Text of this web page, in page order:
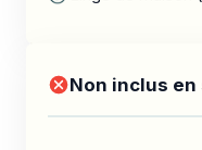
Non inclus